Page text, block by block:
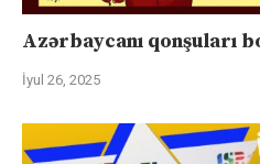
Azərbaycanı qonşuları
İyul 26, 2025